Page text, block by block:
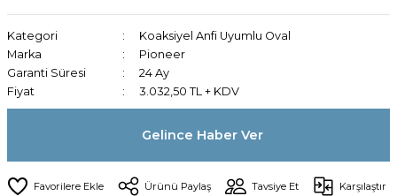
Kategori
Koaksiyel Anfi Uyumlu Oval
Marka
Pioneer
Garanti Süresi
24 Ay
Fiyat
3.032,50 TL + KDV
Gelince Haber Ver
Ürünü Paylaş Tavsiye Et Karşılaştır